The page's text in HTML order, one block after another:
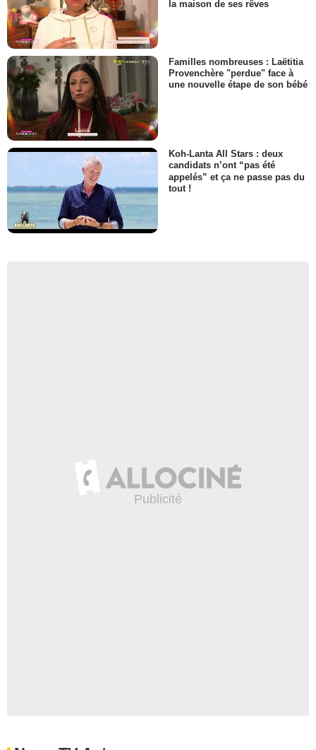
la maison de ses rêves
Familles nombreuses : Laëtitia
Provenchère "perdue" face à
une nouvelle étape de son bébé
Koh-Lanta All Stars : deux
candidats n’ont “pas été
appelés” et ça ne passe pas du
tout !